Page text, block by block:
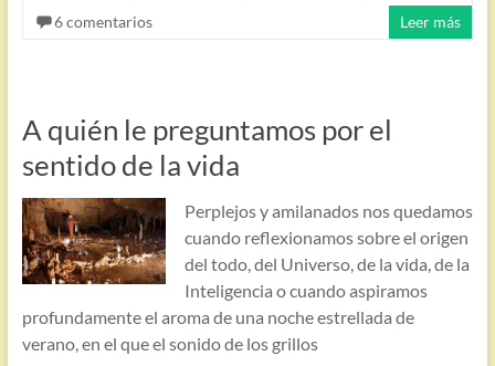
6 comentarios
Leer más
A quién le preguntamos por el
sentido de la vida
Perplejos y amilanados nos quedamos
cuando reflexionamos sobre el origen
del todo, del Universo, de la vida, de la
Inteligencia o cuando aspiramos
profundamente el aroma de una noche estrellada de
verano, en el que el sonido de los grillos